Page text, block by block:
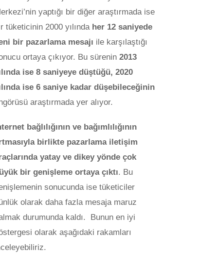
yaptığı bir diğer araştırmada ise
tüketicinin 2000 yılında her 12 saniyede
bir pazarlama mesajı ile karşılaştığı
ortaya çıkıyor. Bu sürenin 2013
ise 8 saniyeye düştüğü, 2020
ise 6 saniye kadar düşebileceğinin
araştırmada yer alıyor.
bağlılığının ve bağımlılığının
birlikte pazarlama iletişim
yatay ve dikey yönde çok
bir genişleme ortaya çıktı. Bu
sonucunda ise tüketiciler
olarak daha fazla mesaja maruz
durumunda kaldı. Bunun en iyi
olarak aşağıdaki rakamları